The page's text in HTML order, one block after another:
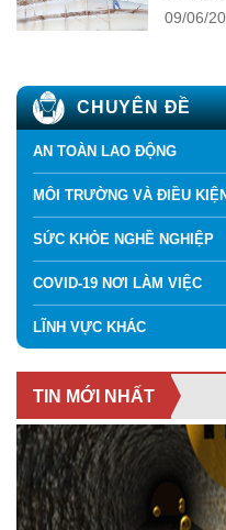
09/06/
CHUYÊN ĐỀ
AN TOÀN LAO ĐỘNG
MÔI TRƯỜNG VÀ ĐIỀU
SỨC KHỎE NGHỀ NGHIỆP
COVID-19 NƠI LÀM VIỆC
LĨNH VỰC KHÁC
TIN MỚI NHẤT